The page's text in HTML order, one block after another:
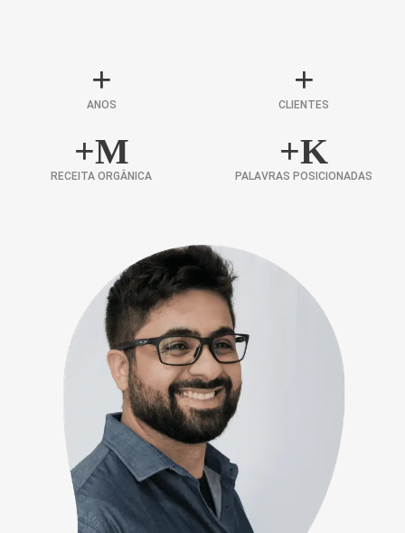
+
ANOS
+
CLIENTES
+M
RECEITA ORGÂNICA
+K
PALAVRAS POSICIONADAS